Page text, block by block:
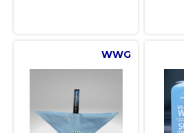
WWG